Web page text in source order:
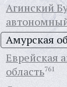
Агинский
Амурская
Еврейская
область761